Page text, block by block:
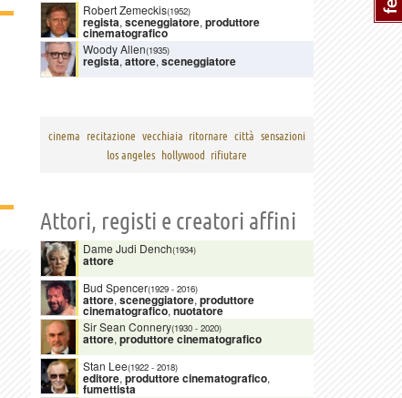
Robert Zemeckis(1952)
regista, sceneggiatore, produttore
cinematografico
Woody Allen(1935)
regista, attore, sceneggiatore
cinema recitazione vecchiaia ritornare città sensazioni
los angeles hollywood rifiutare
Attori, registi e creatori affini
Dame Judi Dench(1934)
attore
Bud Spencer(1929 - 2016)
attore, sceneggiatore,produttore
cinematografico, nuotatore
Sir Sean Connery(1930 - 2020)
attore, produttore cinematografico
Stan Lee(1922 - 2018)
editore, produttore cinematografico,
fumettista